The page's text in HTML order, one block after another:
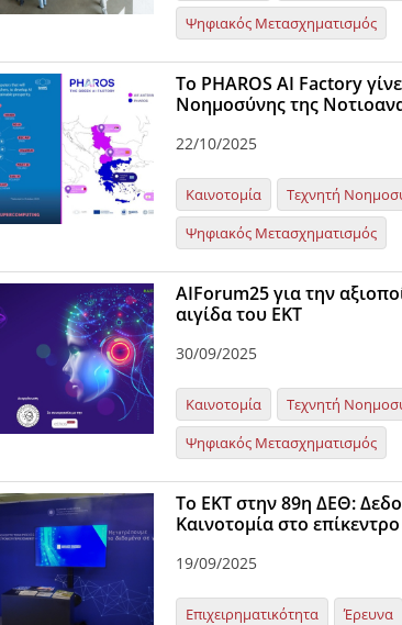
Ψηφιακός Μετασχηματισμός
Το PHAROS AI Factory
Νοημοσύνης της
22/10/2025
Καινοτομία Τεχνητή
Ψηφιακός Μετασχηματισμός
ΑΙForum25 για την
αιγίδα του ΕΚΤ
30/09/2025
Καινοτομία Τεχνητή
Ψηφιακός Μετασχηματισμός
Το ΕΚΤ στην 89η ΔΕΘ:
Καινοτομία στο επίκεντρο
19/09/2025
Επιχειρηματικότητα Έρευνα